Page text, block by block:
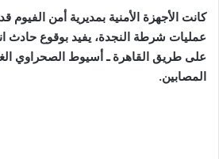
كانت الأجهزة الأمنية بمديرية أمن الفيوم
عمليات شرطة النجدة، يفيد بوقوع حادث
على طريق القاهرة ـ أسيوط الصحراوي
المصابين.